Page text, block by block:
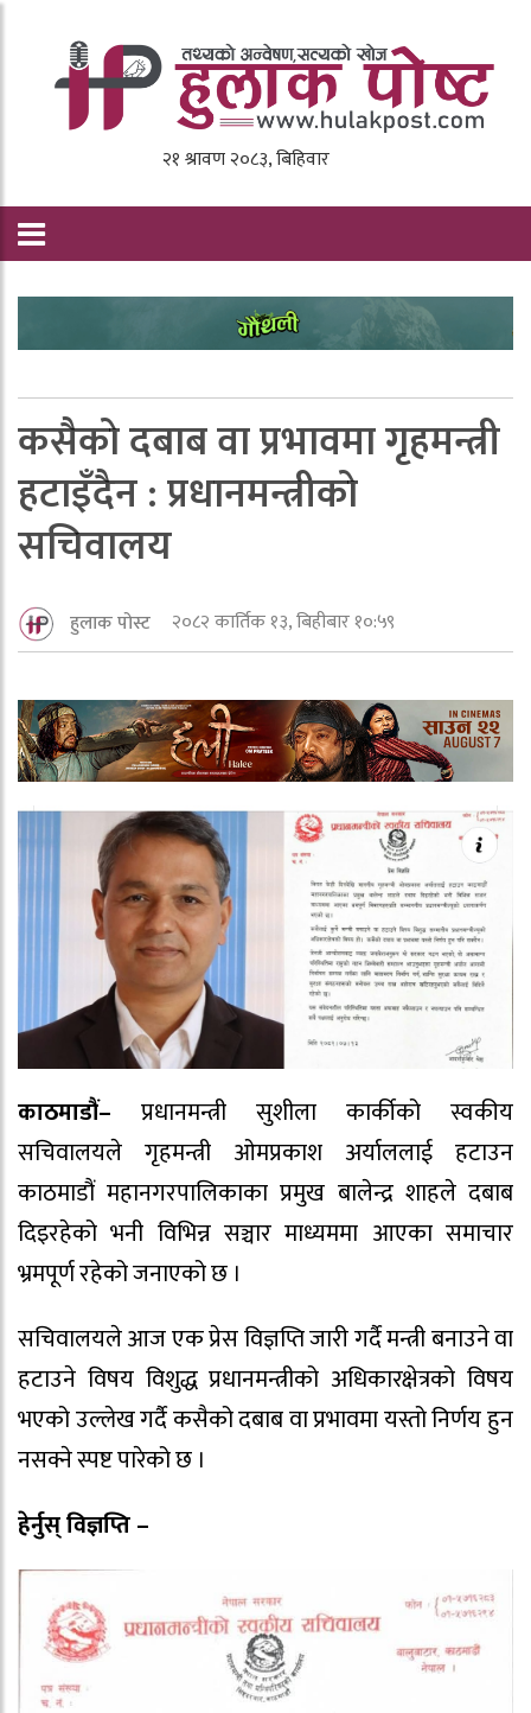
कसैकाे दबाब वा प्रभावमा गृहमन्त्री
हटाइँदैन : प्रधानमन्त्रीकाे
सचिवालय
हुलाक पोस्ट २०८२ कार्तिक १३, बिहीबार १०:५९
काठमाडौं– प्रधानमन्त्री सुशीला कार्कीको स्वकीय
सचिवालयले गृहमन्त्री ओमप्रकाश अर्याललाई हटाउन
काठमाडौं महानगरपालिकाका प्रमुख बालेन्द्र शाहले दबाब
दिइरहेको भनी विभिन्न सञ्चार माध्यममा आएका समाचार
भ्रमपूर्ण रहेको जनाएको छ ।
सचिवालयले आज एक प्रेस विज्ञप्ति जारी गर्दै मन्त्री बनाउने वा
हटाउने विषय विशुद्ध प्रधानमन्त्रीको अधिकारक्षेत्रको विषय
भएको उल्लेख गर्दै कसैको दबाब वा प्रभावमा यस्तो निर्णय हुन
नसक्ने स्पष्ट पारेको छ ।
हेर्नुस् विज्ञप्ति –